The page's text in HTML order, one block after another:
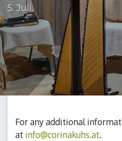
5. Juli.
For any additional
at info@corinakuhs.at.